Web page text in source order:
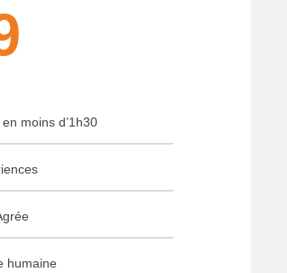
moins d’1h30
humaine